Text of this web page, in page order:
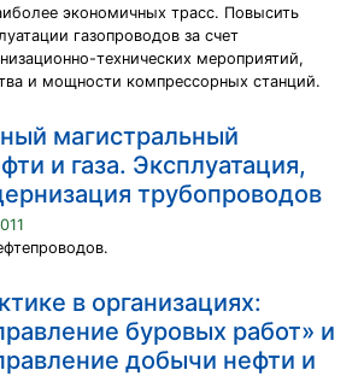
экономичных трасс. Повысить
газопроводов за счет
технических мероприятий,
и мощности компрессорных станций.
магистральный
и газа. Эксплуатация,
трубопроводов
в организациях:
буровых работ» и
добычи нефти и